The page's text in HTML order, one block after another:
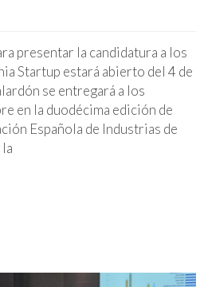
presentar la candidatura a los
Startup estará abierto del 4 de
se entregará a los
en la duodécima edición de
Española de Industrias de